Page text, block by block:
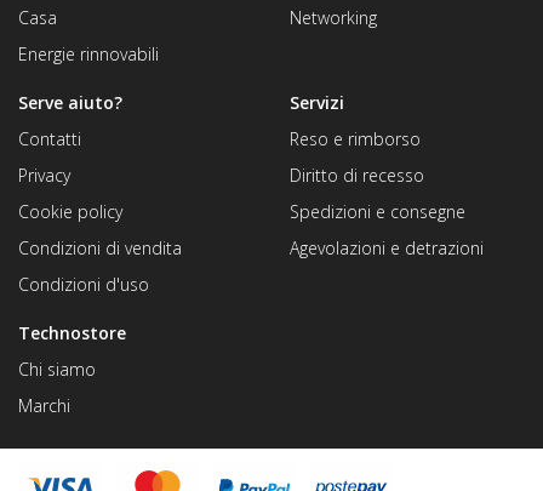
Casa
Energie rinnovabili
Networking
Technostore
Chi siamo
Marchi
Servizi
Reso e rimborso
Diritto di recesso
Spedizioni e consegne
Agevolazioni e detrazioni
Serve aiuto?
Contatti
Privacy
Cookie policy
Condizioni di vendita
Condizioni d'uso